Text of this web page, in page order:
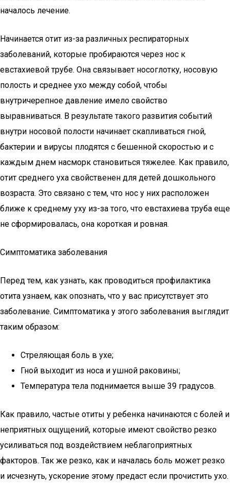
началось лечение.
Начинается отит из-за различных респираторных
заболеваний, которые пробираются через нос к
евстахиевой трубе. Она связывает носоглотку, носовую
полость и среднее ухо между собой, чтобы
внутричерепное давление имело свойство
выравниваться. В результате такого развития событий
внутри носовой полости начинает скапливаться гной,
бактерии и вирусы плодятся с бешенной скоростью и с
каждым днем насморк становиться тяжелее. Как правило,
отит среднего уха свойственен для детей дошкольного
возраста. Это связано с тем, что нос у них расположен
ближе к среднему уху из-за того, что евстахиева труба еще
не сформировалась, она короткая и ровная.
Симптоматика заболевания
Перед тем, как узнать, как проводиться профилактика
отита узнаем, как опознать, что у вас присутствует это
заболевание. Симптоматика у этого заболевания выглядит
таким образом:
Стреляющая боль в ухе;
Гной выходит из носа и ушной раковины;
Температура тела поднимается выше 39 градусов.
Как правило, частые отиты у ребенка начинаются с болей и
неприятных ощущений, которые имеют свойство резко
усиливаться под воздействием неблагоприятных
факторов. Так же резко, как и началась боль может резко
и исчезнуть, ускорение этому предаст если прочистить ухо.